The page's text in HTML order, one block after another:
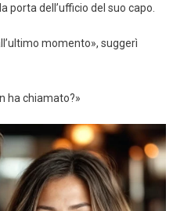
porta dell’ufficio del suo capo.
momento», suggerì
ha chiamato?»